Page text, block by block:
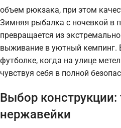
объем рюкзака, при этом
Зимняя рыбалка с ночевкой в
превращается из
выживание в уютный кемпинг.
футболке, когда на улице
чувствуя себя в полной
Выбор конструкции:
нержавейки